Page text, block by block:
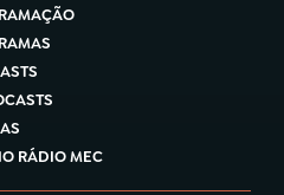
RÁDIO MEC